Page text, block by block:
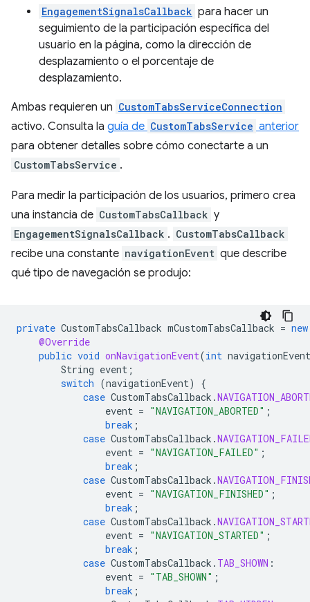
EngagementSignalsCallback para hacer un
seguimiento de la participación específica del
usuario en la página, como la dirección de
desplazamiento o el porcentaje de
desplazamiento.
Ambas requieren un CustomTabsServiceConnection
activo. Consulta la guía de CustomTabsService anterior
para obtener detalles sobre cómo conectarte a un
CustomTabsService .
Para medir la participación de los usuarios, primero crea
una instancia de CustomTabsCallback y
EngagementSignalsCallback . CustomTabsCallback
recibe una constante navigationEvent que describe
qué tipo de navegación se produjo:
private CustomTabsCallback mCustomTabsCallback = new
@Override
public void onNavigationEvent(int navigationEvent
String event ;
switch (navigationEvent)
{
case CustomTabsCallback .
event = "NAVIGATION_ABORTED" ;
break ;
case CustomTabsCallback .
event = "NAVIGATION_FAILED" ;
break ;
case CustomTabsCallback .
event = "NAVIGATION_FINISHED" ;
break ;
case CustomTabsCallback .
event = "NAVIGATION_STARTED" ;
break ;
case CustomTabsCallback . TAB_SHOWN :
event = "TAB_SHOWN" ;
break ;